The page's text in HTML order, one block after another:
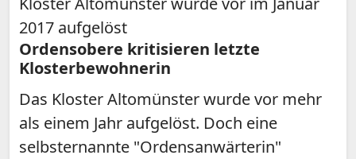
2017 aufgelöst
Ordensobere kritisieren letzte
Klosterbewohnerin
Das Kloster Altomünster wurde vor mehr
als einem Jahr aufgelöst. Doch eine
selbsternannte "Ordensanwärterin"